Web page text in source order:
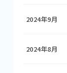
2024年9月
2024年8月